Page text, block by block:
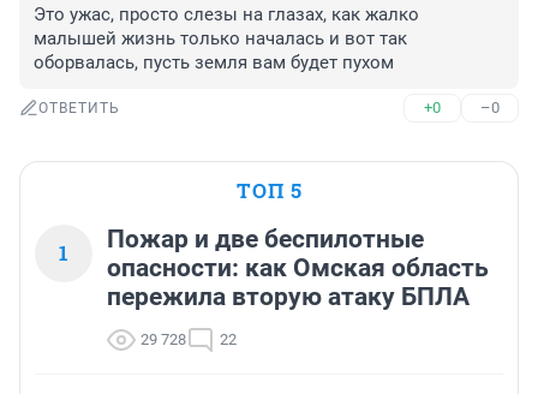
Это ужас, просто слезы на глазах, как жалко
малышей жизнь только началась и вот так
оборвалась, пусть земля вам будет пухом
ОТВЕТИТЬ +0 –0
ТОП 5
1
Пожар и две беспилотные
опасности: как Омская область
пережила вторую атаку БПЛА
29 728 22